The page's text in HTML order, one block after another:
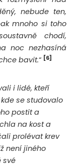
nebude ten,
mnoho si toho
chodí,
noc nezhasíná
bavit.“ [6]
i lidé, kteří
se studovalo
postit a
na kost a
prolévat krev
není jiného
své